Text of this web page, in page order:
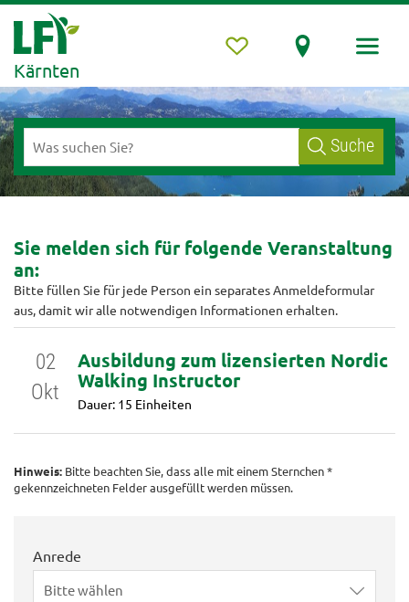
Kärnten
Suche
Sie melden sich für folgende Veranstaltung
an:
Bitte füllen Sie für jede Person ein separates Anmeldeformular
aus, damit wir alle notwendigen Informationen erhalten.
02
Okt
Ausbildung zum lizensierten Nordic
Walking Instructor
Dauer: 15 Einheiten
Hinweis: Bitte beachten Sie, dass alle mit einem Sternchen *
gekennzeichneten Felder ausgefüllt werden müssen.
Anrede
Bitte wählen